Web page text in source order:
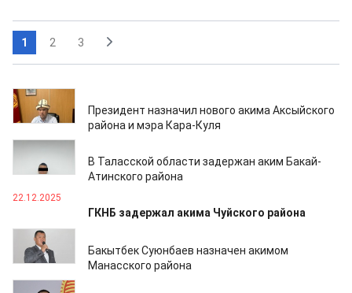
1 2 3
19.06.2026
Президент назначил нового акима Аксыйского
района и мэра Кара-Куля
23.01.2026
В Таласской области задержан аким Бакай-
Атинского района
22.12.2025
ГКНБ задержал акима Чуйского района
21.11.2025
Бакытбек Суюнбаев назначен акимом
Манасского района
21.11.2025